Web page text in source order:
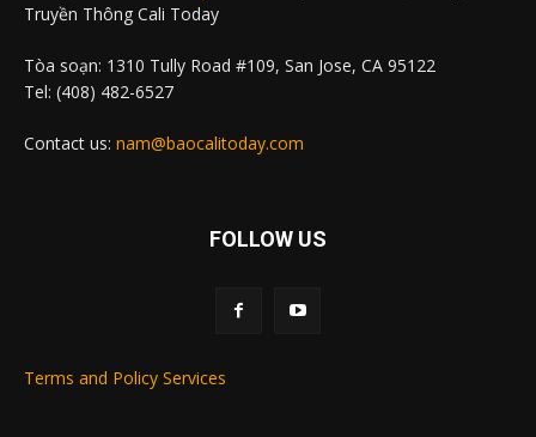
Truyền Thông Cali Today
Tòa soạn: 1310 Tully Road #109, San Jose, CA 95122
Tel: (408) 482-6527
Contact us: nam@baocalitoday.com
FOLLOW US
Terms and Policy Services